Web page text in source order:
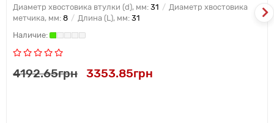
Диаметр хвостовика втулки (d), мм: 31
Диаметр хвостовика
метчика, мм: 8 Длина (L), мм: 31
4192.65грн 3353.85грн